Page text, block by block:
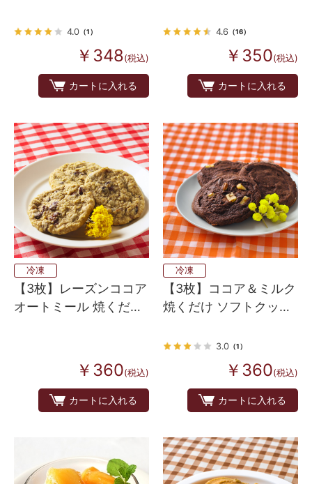
4.0 （1）
￥348(税込)
カートに入れる
4.6 （16）
￥350(税込)
カートに入れる
冷凍
【3枚】レーズンココア
オートミール 焼くだけ
イドタイプ）￥360(税込)
カートに入れる
冷凍
【3枚】ココア＆ミルク
焼くだけ ソフトクッキ
ームメイドタイプ）
3.0（1）
￥360(税込)
カートに入れる